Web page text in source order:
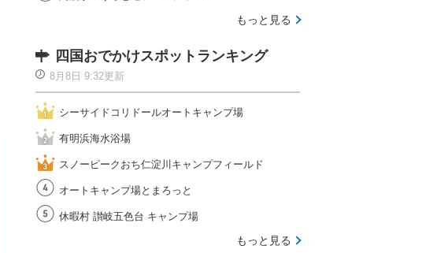
もっと見る
四国おでかけスポットランキング
8月8日 9:32更新
シーサイドコリドールオートキャンプ場
有明浜海水浴場
スノーピークおち仁淀川キャンプフィールド
オートキャンプ場とまろっと
休暇村 讃岐五色台 キャンプ場
もっと見る